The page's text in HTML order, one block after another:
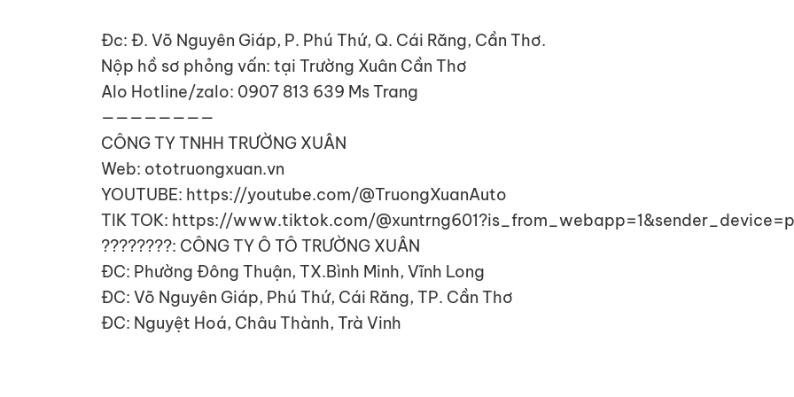
Đc: Đ. Võ Nguyên Giáp, P. Phú Thứ, Q. Cái Răng, Cần Thơ.
Nộp hồ sơ phỏng vấn: tại Trường Xuân Cần Thơ
Alo Hotline/zalo: 0907 813 639 Ms Trang
————————
CÔNG TY TNHH TRƯỜNG XUÂN
Web: ototruongxuan.vn
YOUTUBE: https://youtube.com/@TruongXuanAuto
TIK TOK: https://www.tiktok.com/
????????: CÔNG TY Ô TÔ TRƯỜNG XUÂN
ĐC: Phường Đông Thuận, TX.Bình Minh, Vĩnh Long
ĐC: Võ Nguyên Giáp, Phú Thứ, Cái Răng, TP. Cần Thơ
ĐC: Nguyệt Hoá, Châu Thành, Trà Vinh